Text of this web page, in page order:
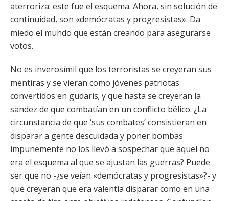
aterroriza: este fue el esquema. Ahora, sin solución de
continuidad, son «demócratas y progresistas». Da
miedo el mundo que están creando para asegurarse
votos.
No es inverosímil que los terroristas se creyeran sus
mentiras y se vieran como jóvenes patriotas
convertidos en gudaris; y que hasta se creyeran la
sandez de que combatían en un conflicto bélico. ¿La
circunstancia de que ‘sus combates’ consistieran en
disparar a gente descuidada y poner bombas
impunemente no los llevó a sospechar que aquel no
era el esquema al que se ajustan las guerras? Puede
ser que no -¿se veían «demócratas y progresistas»?- y
que creyeran que era valentía disparar como en una